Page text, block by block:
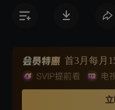
卫族人的安危，一旦失去
继承者，从小看着父亲施
惨死在父亲面前。而后，
为大祭司的掌上明珠，也
和崇高的地位，是未来帝
首3月每月